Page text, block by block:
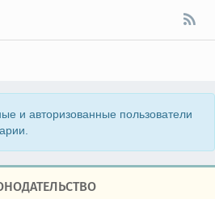
и авторизованные пользователи